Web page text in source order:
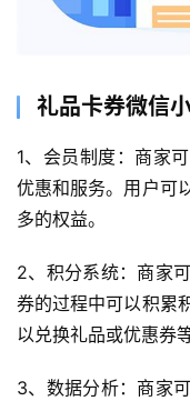
首
礼品卡券微信
1、会员制度：商家
优惠和服务。用户可
多的权益。
2、积分系统：商家
券的过程中可以积累
以兑换礼品或优惠券
3、数据分析：商家